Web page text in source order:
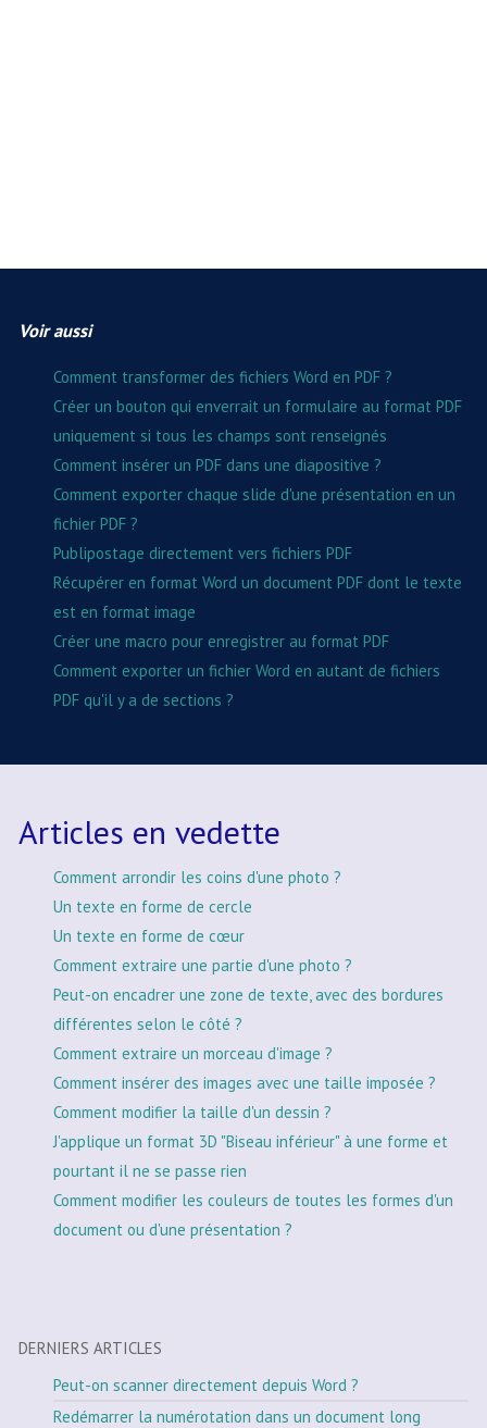
Voir aussi
Comment transformer des fichiers Word en PDF ?
Créer un bouton qui enverrait un formulaire au format PDF
uniquement si tous les champs sont renseignés
Comment insérer un PDF dans une diapositive ?
Comment exporter chaque slide d'une présentation en un
fichier PDF ?
Publipostage directement vers fichiers PDF
Récupérer en format Word un document PDF dont le texte
est en format image
Créer une macro pour enregistrer au format PDF
Comment exporter un fichier Word en autant de fichiers
PDF qu'il y a de sections ?
Articles en vedette
Comment arrondir les coins d'une photo ?
Un texte en forme de cercle
Un texte en forme de cœur
Comment extraire une partie d'une photo ?
Peut-on encadrer une zone de texte, avec des bordures
différentes selon le côté ?
Comment extraire un morceau d'image ?
Comment insérer des images avec une taille imposée ?
Comment modifier la taille d'un dessin ?
J'applique un format 3D "Biseau inférieur" à une forme et
pourtant il ne se passe rien
Comment modifier les couleurs de toutes les formes d'un
document ou d'une présentation ?
DERNIERS ARTICLES
Peut-on scanner directement depuis Word ?
Redémarrer la numérotation dans un document long